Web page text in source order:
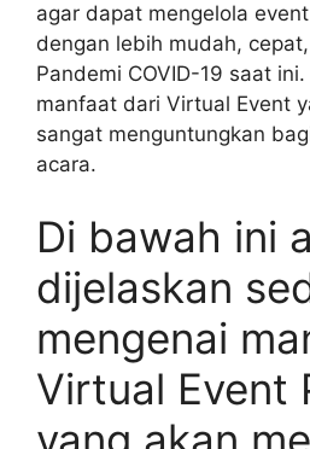
agar dapat mengelola
dengan lebih mudah,
Pandemi COVID-19 saat
manfaat dari Virtual Event
sangat menguntungkan
acara.
Di bawah ini
dijelaskan
mengenai
Virtual Event
yang akan